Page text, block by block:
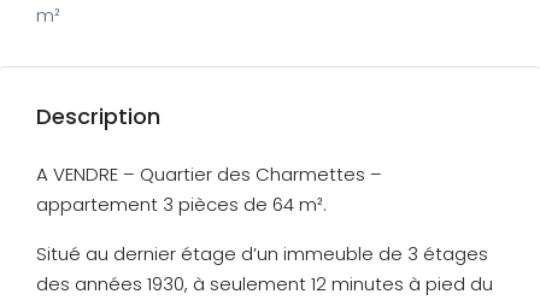
m²
Description
A VENDRE – Quartier des Charmettes –
appartement 3 pièces de 64 m².
Situé au dernier étage d’un immeuble de 3 étages
des années 1930, à seulement 12 minutes à pied du